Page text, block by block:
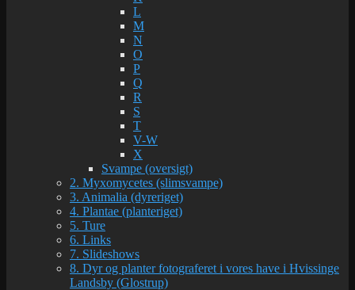
L
M
N
O
P
Q
R
S
T
V-W
X
Svampe (oversigt)
2. Myxomycetes (slimsvampe)
3. Animalia (dyreriget)
4. Plantae (planteriget)
5. Ture
6. Links
7. Slideshows
8. Dyr og planter fotograferet i vores have i Hvissinge
Landsby (Glostrup)